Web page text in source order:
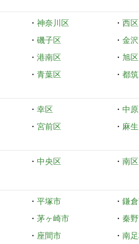
・ 神奈川区 ・ 西区
・ 磯子区 ・ 金
・ 港南区 ・ 旭区
・ 青葉区 ・ 都
・ 幸区 ・ 中
・ 宮前区 ・ 麻
・ 中央区 ・ 南区
・ 平塚市 ・ 鎌
・ 茅ヶ崎市 ・ 秦
・ 座間市 ・ 南